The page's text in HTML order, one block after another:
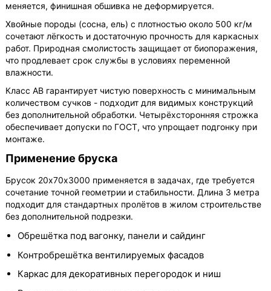
меняется, финишная обшивка не деформируется.
Хвойные породы (сосна, ель) с плотностью около 500 кг/м
сочетают лёгкость и достаточную прочность для каркасных
работ. Природная смолистость защищает от биопоражения,
что продлевает срок службы в условиях переменной
влажности.
Класс АВ гарантирует чистую поверхность с минимальным
количеством сучков - подходит для видимых конструкций
без дополнительной обработки. Четырёхсторонняя строжка
обеспечивает допуски по ГОСТ, что упрощает подгонку при
монтаже.
Применение бруска
Брусок 20х70х3000 применяется в задачах, где требуется
сочетание точной геометрии и стабильности. Длина 3 метра
подходит для стандартных пролётов в жилом строительстве
без дополнительной подрезки.
Обрешётка под вагонку, панели и сайдинг
Контробрешётка вентилируемых фасадов
Каркас для декоративных перегородок и ниш